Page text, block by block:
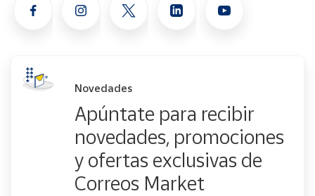
Novedades
Apúntate para recibir
novedades, promociones
y ofertas exclusivas de
Correos Market